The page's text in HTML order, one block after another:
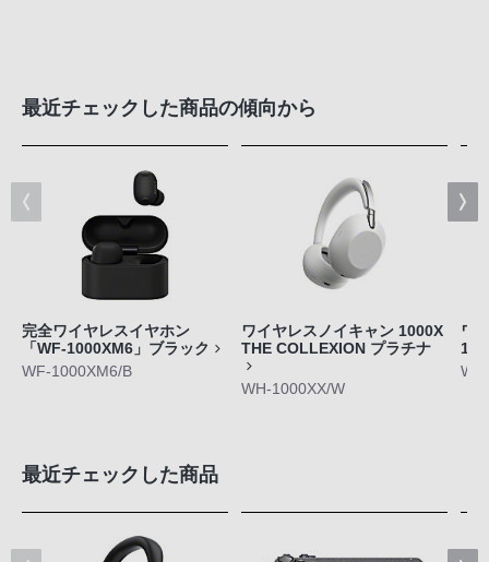
最近チェックした商品の傾向から
完全ワイヤレスイヤホン
「WF-1000XM6」ブラック
WF-1000XM6/B
ワイヤレスノイキャン 1000X
THE COLLEXION プラチナ
WH-1000XX/W
ワ
最近チェックした商品